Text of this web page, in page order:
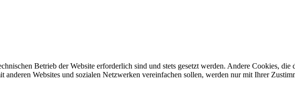
Betrieb der Website erforderlich sind und stets gesetzt werden. Andere Cookies,
Websites und sozialen Netzwerken vereinfachen sollen, werden nur mit Ihrer